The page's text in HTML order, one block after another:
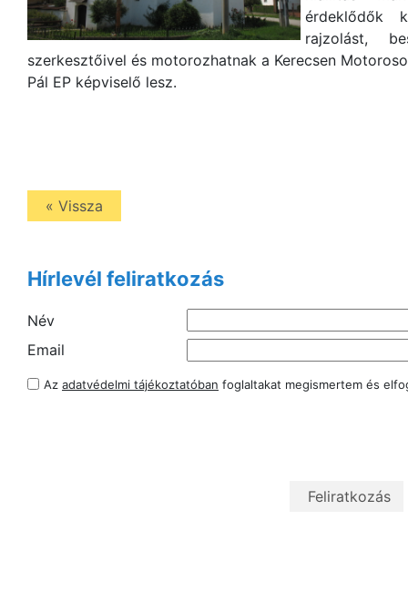
érdeklődők
rajzolást,
szerkesztőivel és motorozhatnak a Kerecsen
Pál EP képviselő lesz.
« Vissza
Hírlevél feliratkozás
Név
Email
Az adatvédelmi tájékoztatóban foglaltakat megismertem és